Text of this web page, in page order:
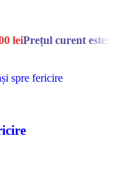
leiPrețul curent este: